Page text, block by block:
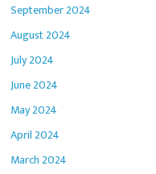
September 2024
August 2024
July 2024
June 2024
May 2024
April 2024
March 2024